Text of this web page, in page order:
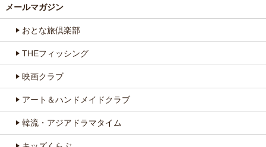
メールマガジン
おとな旅倶楽部
THEフィッシング
映画クラブ
アート＆ハンドメイドクラブ
韓流・アジアドラマタイム